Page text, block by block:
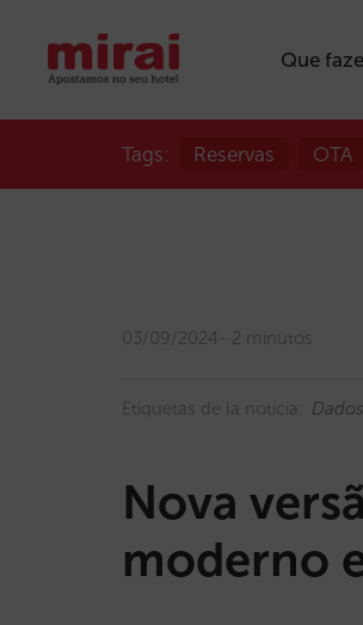
Que
Tags: Reservas OTA
03/09/2024 2 minutos
Etiquetas de la noticia: Dados
Nova
moderno